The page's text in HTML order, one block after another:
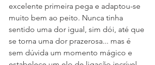
excelente primeira pega e adaptou-se
muito bem ao peito. Nunca tinha
sentido uma dor igual, sim dói, até que
se torna uma dor prazerosa... mas é
sem dúvida um momento mágico e